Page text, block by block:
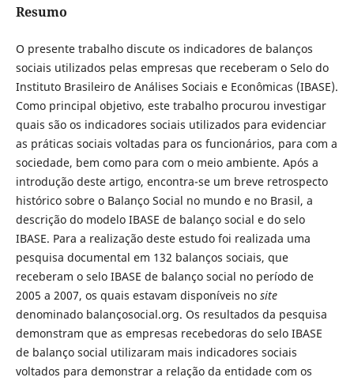
Resumo
O presente trabalho discute os indicadores de balanços
sociais utilizados pelas empresas que receberam o Selo do
Instituto Brasileiro de Análises Sociais e Econômicas (IBASE).
Como principal objetivo, este trabalho procurou investigar
quais são os indicadores sociais utilizados para evidenciar
as práticas sociais voltadas para os funcionários, para com a
sociedade, bem como para com o meio ambiente. Após a
introdução deste artigo, encontra-se um breve retrospecto
histórico sobre o Balanço Social no mundo e no Brasil, a
descrição do modelo IBASE de balanço social e do selo
IBASE. Para a realização deste estudo foi realizada uma
pesquisa documental em 132 balanços sociais, que
receberam o selo IBASE de balanço social no período de
2005 a 2007, os quais estavam disponíveis no site
denominado balançosocial.org. Os resultados da pesquisa
demonstram que as empresas recebedoras do selo IBASE
de balanço social utilizaram mais indicadores sociais
voltados para demonstrar a relação da entidade com os